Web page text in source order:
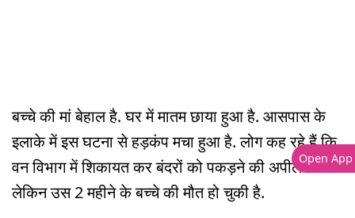
बच्चे की मां बेहाल है. घर में मातम छाया हुआ है. आसपास के
इलाके में इस घटना से हड़कंप मचा हुआ है. लोग कह रहे हैं कि
वन विभाग में शिकायत कर बंदरों को पकड़ने की अपील करेंगे.
लेकिन उस 2 महीने के बच्चे की मौत हो चुकी है.
Open App